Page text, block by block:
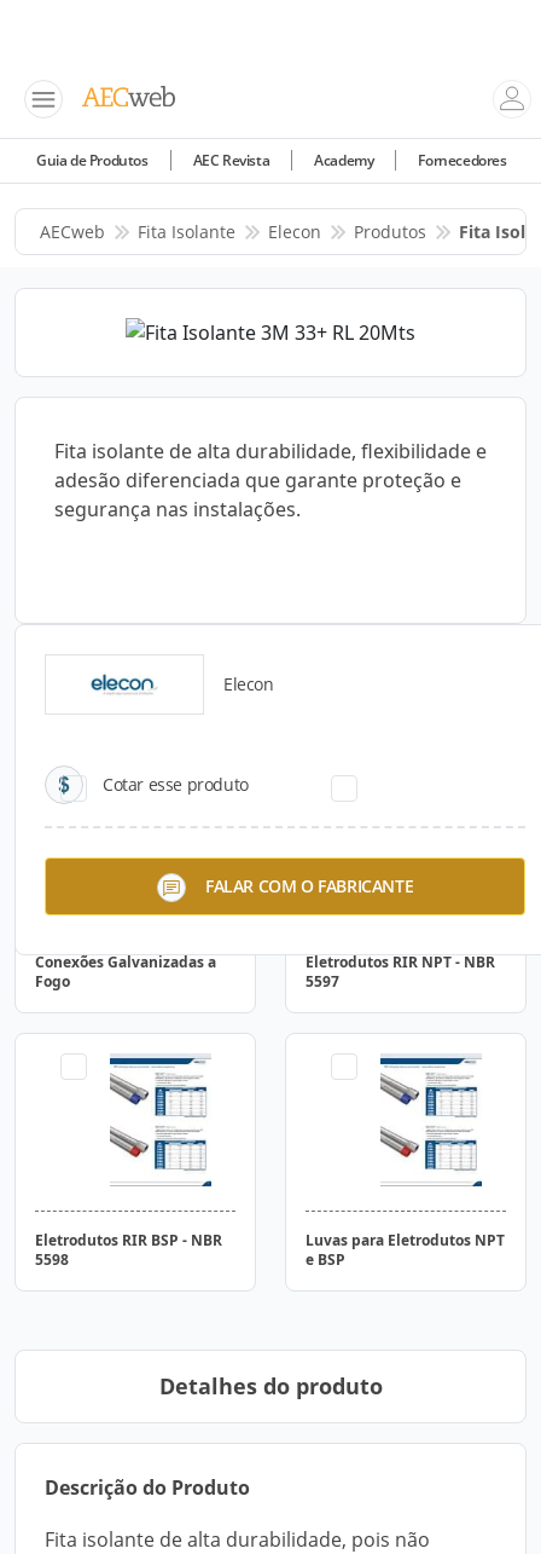
Guia de Produtos AEC Revista Academy Fornecedores
AECweb Fita Isolante Elecon Produtos Fita
Fita isolante de alta durabilidade, flexibilidade e
adesão diferenciada que garante proteção e
segurança nas instalações.
Elecon
Cotar esse produto
FALAR COM O FABRICANTE
Catálogos para Download
Conexões Galvanizadas a
Fogo
Eletrodutos RIR NPT - NBR
5597
Eletrodutos RIR BSP - NBR
5598
Luvas para Eletrodutos NPT
e BSP
Detalhes do produto
Descrição do Produto
Fita isolante de alta durabilidade, pois não